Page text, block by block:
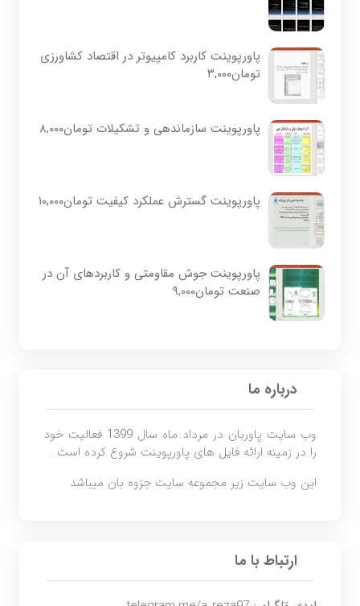
پاورپوینت کاربرد کامپیوتر در اقتصاد کشاورزی
تومان۳,۰۰۰
پاورپوینت سازماندهی و تشکیلات تومان۸,۰۰۰
پاورپوینت گسترش عملکرد کیفیت تومان۱۰,۰۰۰
پاورپوینت جوش مقاومتی و کاربردهای آن در
صنعت تومان۹,۰۰۰
درباره ما
وب سایت پاوربان در مرداد ماه سال 1399 فعالیت خود
را در زمینه ارائه فایل های پاورپوینت شروع کرده است .
این وب سایت زیر مجموعه سایتجزوه بان میباشد
ارتباط با ما